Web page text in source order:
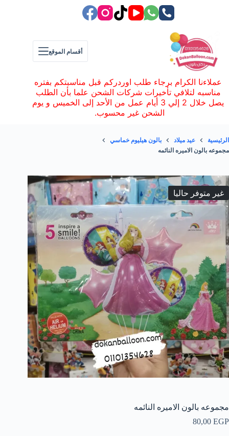
أقسام الموقع
عملاءنا الكرام برجاء طلب اوردركم قبل مناسبتكم بفتره
مناسبه لتلافي تأخيرات شركات الشحن علما بأن الطلب
يصل خلال 2 إلي 3 أيام عمل من الأحد إلى الخميس و يوم
الشحن غير محسوب.
الرئيسية عيد ميلاد
بالون هيليوم خماسي
مجموعه بالون الاميره النائمه
غير متوفر حاليا
مجموعه بالون الاميره النائمه
80,00 EGP